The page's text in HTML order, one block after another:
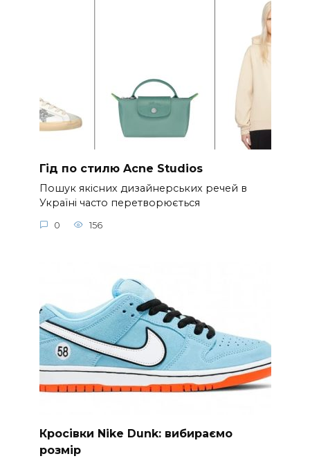
Гід по стилю Acne Studios
Пошук якісних дизайнерських речей в
Україні часто перетворюється
0 156
Кросівки Nike Dunk: вибираємо
розмір